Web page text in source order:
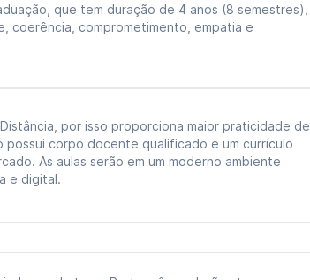
que tem duração de 4 anos (8 semestres),
coerência, comprometimento, empatia e
por isso proporciona maior praticidade de
corpo docente qualificado e um currículo
As aulas serão em um moderno ambiente
e digital.